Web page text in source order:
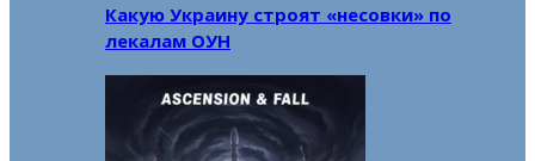
Какую Украину строят «несовки» по
лекалам ОУН